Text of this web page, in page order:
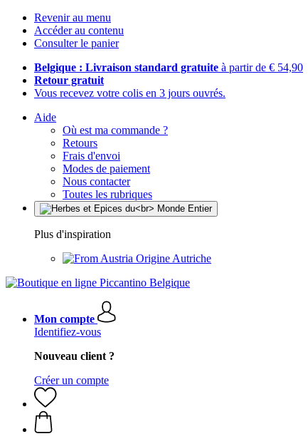
Revenir au menu
Accéder au contenu
Consulter le panier
Belgique : Livraison standard gratuite à partir de € 54,90
Retour gratuit
Vous recevez votre colis en 3 jours ouvrés.
Aide
Où est ma commande ?
Retours
Frais d'envoi
Modes de paiement
Nous contacter
Toutes les rubriques
Plus d'inspiration
Origine Autriche
Mon compte
Identifiez-vous
Nouveau client ?
Créer un compte